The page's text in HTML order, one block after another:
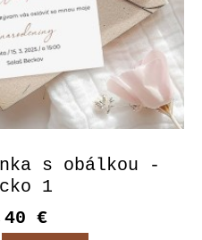
s obálkou -
1
€